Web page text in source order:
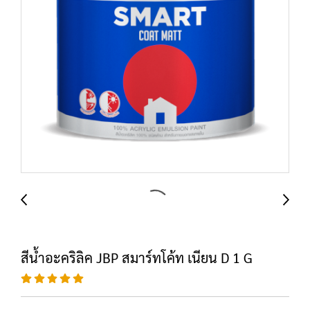
สีน้ำอะคริลิค JBP สมาร์ทโค้ท เนียน D 1 G